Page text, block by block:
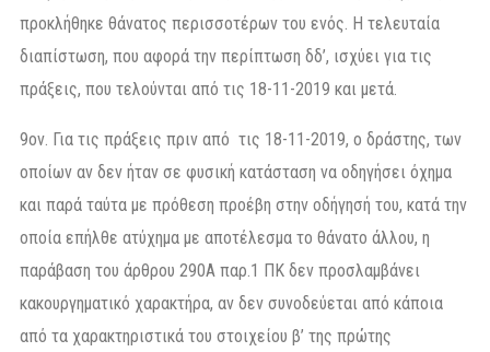
προκλήθηκε θάνατος περισσοτέρων του ενός. Η τελευταία
διαπίστωση, που αφορά την περίπτωση δδ’, ισχύει για τις
πράξεις, που τελούνται από τις 18-11-2019 και μετά.
9ον. Για τις πράξεις πριν από τις 18-11-2019, ο δράστης, των
οποίων αν δεν ήταν σε φυσική κατάσταση να οδηγήσει όχημα
και παρά ταύτα με πρόθεση προέβη στην οδήγησή του, κατά την
οποία επήλθε ατύχημα με αποτέλεσμα το θάνατο άλλου, η
παράβαση του άρθρου 290Α παρ.1 ΠΚ δεν προσλαμβάνει
κακουργηματικό χαρακτήρα, αν δεν συνοδεύεται από κάποια
από τα χαρακτηριστικά του στοιχείου β’ της πρώτης